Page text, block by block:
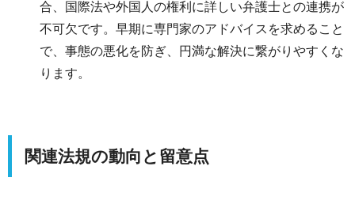
合、国際法や外国人の権利に詳しい弁護士との連携が
不可欠です。早期に専門家のアドバイスを求めること
で、事態の悪化を防ぎ、円満な解決に繋がりやすくな
ります。
関連法規の動向と留意点